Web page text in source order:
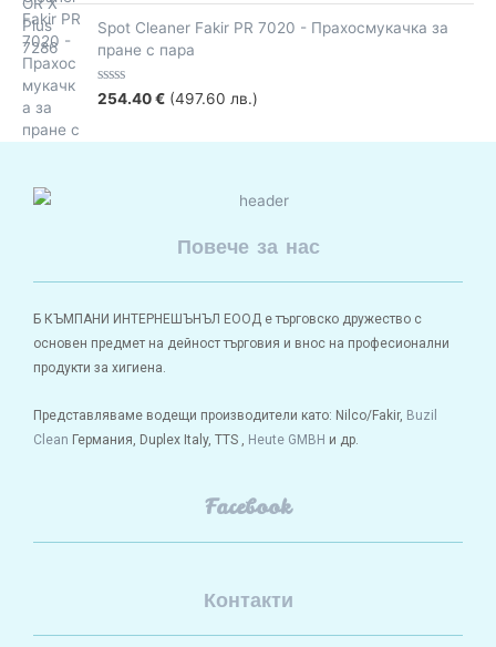
f
5
t
e
d
0
o
u
t
5
Spot Cleaner Fakir PR 7020 - Прахосмукачка за
пране с пара
R
e
254.40€ (497.60 лв.)
Повече за нас
Б КЪМПАНИ ИНТЕРНЕШЪНЪЛ ЕООД е търговско дружество с
основен предмет на дейност търговия и внос на професионални
продукти за хигиена.
Представляваме водещи производители като: Nilco/Fakir, Buzil
Clean Германия, Duplex Italy, TTS , Heute GMBH и др.
Facebook
Контакти